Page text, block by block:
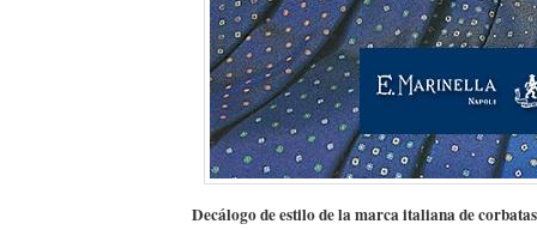
Decálogo de estilo de la marca italiana de